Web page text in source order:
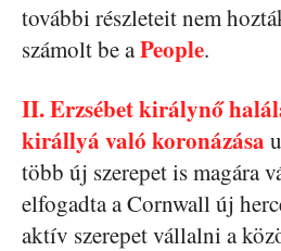
további részleteit nem
számolt be aPeople.
II. Erzsébet királynő
királlyá való koronázása
több új szerepet is magára
elfogadta a Cornwall új
aktív szerepet vállalni a